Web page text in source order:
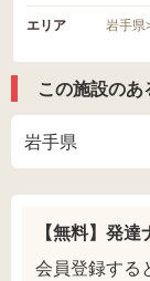
エリア 岩手県
この施設の
岩手県
【無料】発
会員登録する